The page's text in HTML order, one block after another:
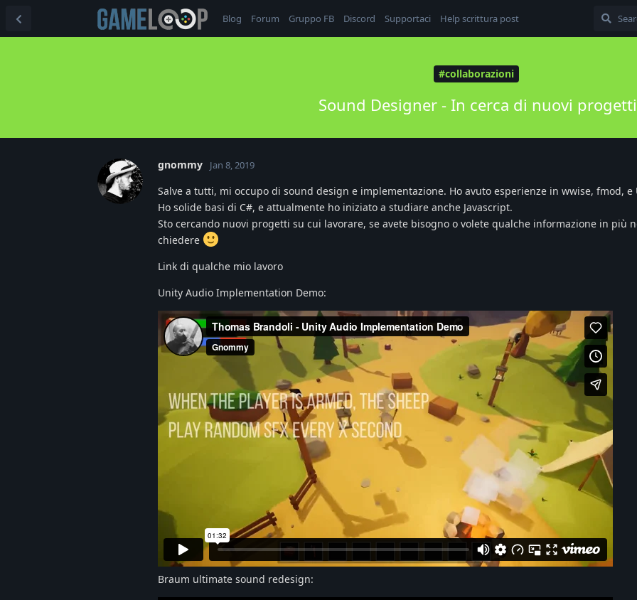
Blog Forum Gruppo FB Discord Supportaci Help scrittura post
#collaborazioni
Sound Designer - In cerca di nuovi progetti
gnommy Jan 8, 2019
Salve a tutti, mi occupo di sound design e implementazione. Ho avuto esperienze in wwise, fmod, e
Ho solide basi di C#, e attualmente ho iniziato a studiare anche Javascript.
Sto cercando nuovi progetti su cui lavorare, se avete bisogno o volete qualche informazione in più
chiedere
Link di qualche mio lavoro
Unity Audio Implementation Demo:
Braum ultimate sound redesign: